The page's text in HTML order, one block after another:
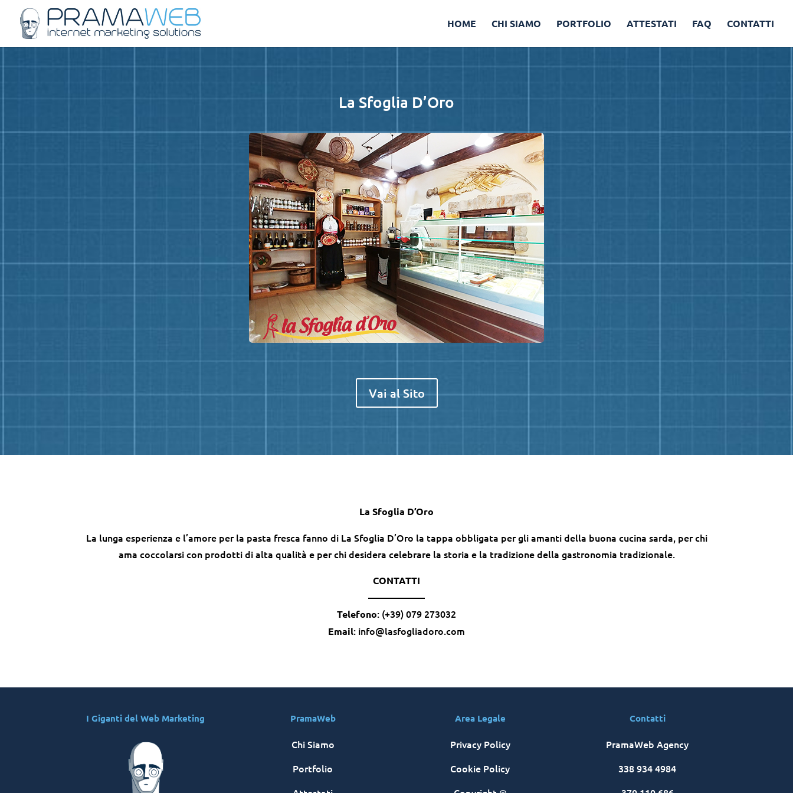
HOME CHI SIAMO PORTFOLIO ATTESTATI FAQ CONTATTI
La Sfoglia D’Oro
Vai al Sito
La Sfoglia D’Oro
La lunga esperienza e l’amore per la pasta fresca fanno di La Sfoglia D’Oro la tappa obbligata per gli amanti della buona cucina sarda, per chi
ama coccolarsi con prodotti di alta qualità e per chi desidera celebrare la storia e la tradizione della gastronomia tradizionale.
CONTATTI
——————
Telefono: (+39) 079 273032
Email: info@lasfogliadoro.com
I Giganti del Web Marketing PramaWeb
Chi Siamo
Portfolio
Area Legale
Privacy Policy
Cookie Policy
Contatti
PramaWeb Agency
338 934 4984